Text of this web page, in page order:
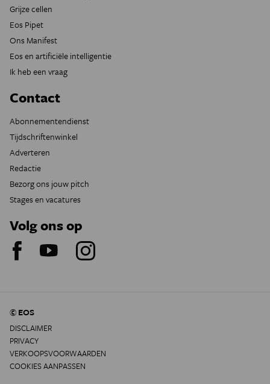
Grijze cellen
Eos Pipet
Ons Manifest
Eos en artificiële intelligentie
Ik heb een vraag
Contact
Abonnementendienst
Tijdschriftenwinkel
Adverteren
Redactie
Bezorg ons jouw pitch
Stages en vacatures
Volg ons op
© EOS
DISCLAIMER
PRIVACY
VERKOOPSVOORWAARDEN
COOKIES AANPASSEN